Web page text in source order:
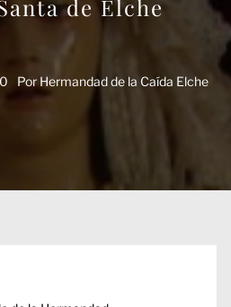
de Elche
Por Hermandad de la Caída Elche